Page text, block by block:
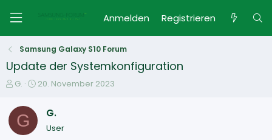
Anmelden Registrieren
Samsung Galaxy S10 Forum
Update der Systemkonfiguration
E
s
e
G.
E
t
20. November 2023
G G.
User